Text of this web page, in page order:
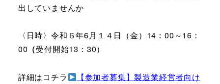
出していませんか
〈日時〉令和６年6月１４日（金）14：00～16：
00 （受付開始13：30）
詳細はコチラ
【参加者募集】製造業経営者向け